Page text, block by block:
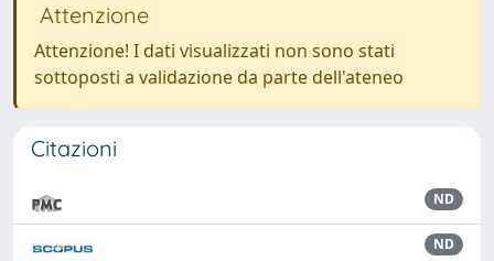
Attenzione
Attenzione! I dati visualizzati non sono stati
sottoposti a validazione da parte dell'ateneo
Citazioni
ND
ND